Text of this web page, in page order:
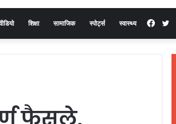
शिक्षा सामाजिक स्पोर्ट्स स्वास्थ्य